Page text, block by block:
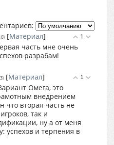
1
[Материал]
часть мне очень
разрабам!
1
[Материал]
Омега, это
внедрением
что вторая часть не
так и
ну а от меня
успехов и терпения в